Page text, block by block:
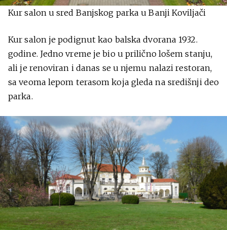
Kur salon u sred Banjskog parka u Banji Koviljači
Kur salon je podignut kao balska dvorana 1932.
godine. Jedno vreme je bio u prilično lošem stanju,
ali je renoviran i danas se u njemu nalazi restoran,
sa veoma lepom terasom koja gleda na središnji deo
parka.